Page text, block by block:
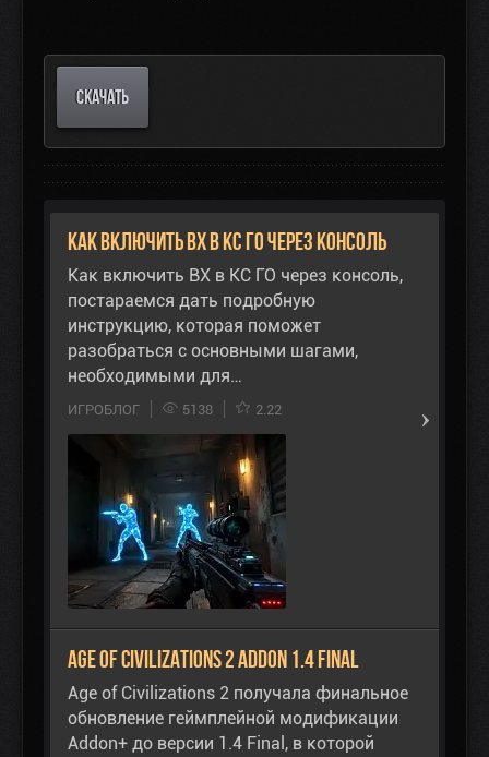
СКАЧАТЬ
Как включить ВХ в КС ГО через консоль
Как включить ВХ в КС ГО через консоль,
постараемся дать подробную
инструкцию, которая поможет
разобраться с основными шагами,
необходимыми для…
ИГРОБЛОГ 5138 2.22
Age of Civilizations 2 Addon 1.4 final
Age of Civilizations 2 получала финальное
обновление геймплейной модификации
Addon+ до версии 1.4 Final, в которой